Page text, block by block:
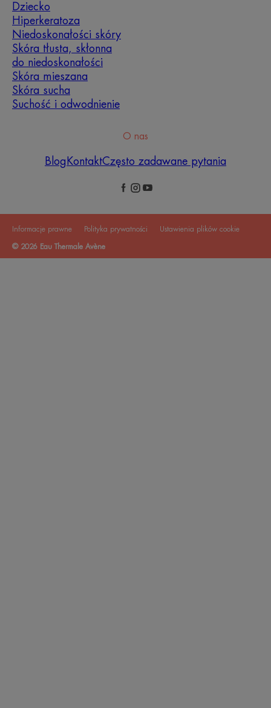
Dziecko
Hiperkeratoza
Niedoskonałości skóry
Skóra tłusta, skłonna
do niedoskonałości
Skóra mieszana
Skóra sucha
Suchość i odwodnienie
O nas
Blog KontaktCzęsto zadawane pytania
Informacje prawne Polityka prywatności Ustawienia plików cookie
© 2026 Eau Thermale Avène